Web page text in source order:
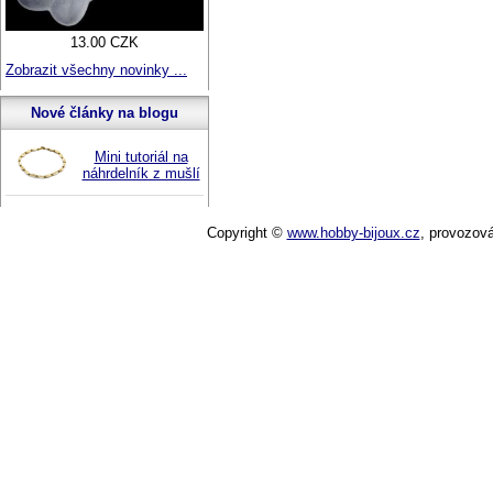
13.00 CZK
Zobrazit všechny novinky ...
Nové články na blogu
Mini tutoriál na
náhrdelník z mušlí
Copyright © www.hobby-bijoux.cz